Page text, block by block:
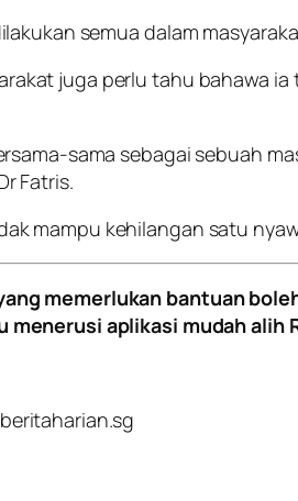
semua dalam
juga perlu tahu bahawa
sama sebagai sebuah
Fatris.
mampu kehilangan satu
memerlukan bantuan
menerusi aplikasi mudah alih